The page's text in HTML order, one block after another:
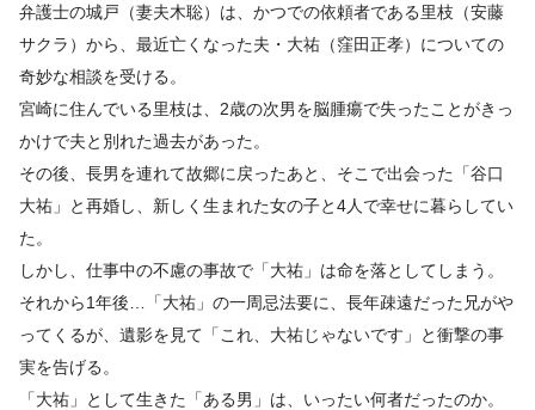
弁護士の城戸（妻夫木聡）は、かつでの依頼者である里枝（安藤
サクラ）から、最近亡くなった夫・大祐（窪田正孝）についての
奇妙な相談を受ける。
宮崎に住んでいる里枝は、2歳の次男を脳腫瘍で失ったことがきっ
かけで夫と別れた過去があった。
その後、長男を連れて故郷に戻ったあと、そこで出会った「谷口
大祐」と再婚し、新しく生まれた女の子と4人で幸せに暮らしてい
た。
しかし、仕事中の不慮の事故で「大祐」は命を落としてしまう。
それから1年後…「大祐」の一周忌法要に、長年疎遠だった兄がや
ってくるが、遺影を見て「これ、大祐じゃないです」と衝撃の事
実を告げる。
「大祐」として生きた「ある男」は、いったい何者だったのか。